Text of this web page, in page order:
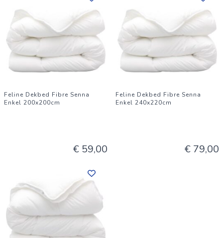
Feline Dekbed Fibre Senna
Enkel 200x200cm
€ 59,00
Feline Dekbed Fibre Senna
Enkel 240x220cm
€ 79,00